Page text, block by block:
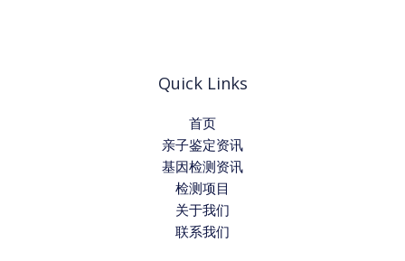
Quick Links
首页
亲子鉴定资讯
基因检测资讯
检测项目
关于我们
联系我们